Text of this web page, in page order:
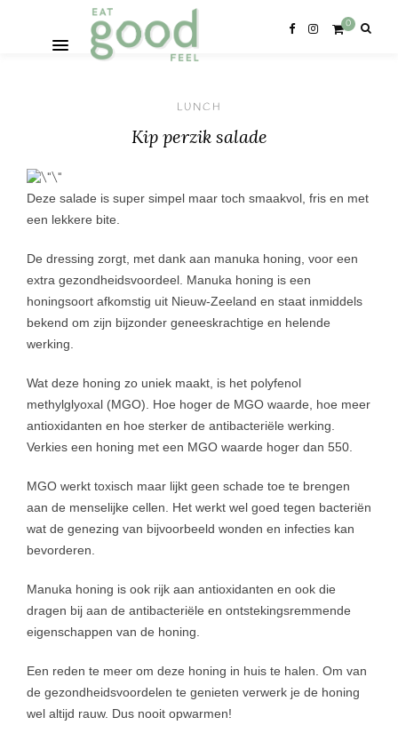
0
LUNCH
Kip perzik salade
Deze salade is super simpel maar toch smaakvol, fris en met
een lekkere bite.
De dressing zorgt, met dank aan manuka honing, voor een
extra gezondheidsvoordeel. Manuka honing is een
honingsoort afkomstig uit Nieuw-Zeeland en staat inmiddels
bekend om zijn bijzonder geneeskrachtige en helende
werking.
Wat deze honing zo uniek maakt, is het polyfenol
methylglyoxal (MGO). Hoe hoger de MGO waarde, hoe meer
antioxidanten en hoe sterker de antibacteriële werking.
Verkies een honing met een MGO waarde hoger dan 550.
MGO werkt toxisch maar lijkt geen schade toe te brengen
aan de menselijke cellen. Het werkt wel goed tegen bacteriën
wat de genezing van bijvoorbeeld wonden en infecties kan
bevorderen.
Manuka honing is ook rijk aan antioxidanten en ook die
dragen bij aan de antibacteriële en ontstekingsremmende
eigenschappen van de honing.
Een reden te meer om deze honing in huis te halen. Om van
de gezondheidsvoordelen te genieten verwerk je de honing
wel altijd rauw. Dus nooit opwarmen!